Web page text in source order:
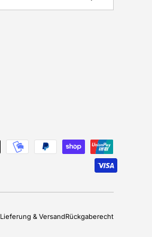
Lieferung & VersandRückgaberecht